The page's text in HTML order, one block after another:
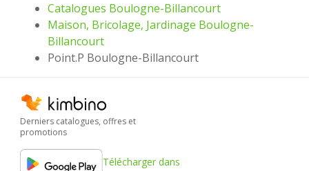
Catalogues Boulogne-Billancourt
Maison, Bricolage, Jardinage Boulogne-
Billancourt
Point.P Boulogne-Billancourt
Derniers catalogues, offres et
promotions
Télécharger dans